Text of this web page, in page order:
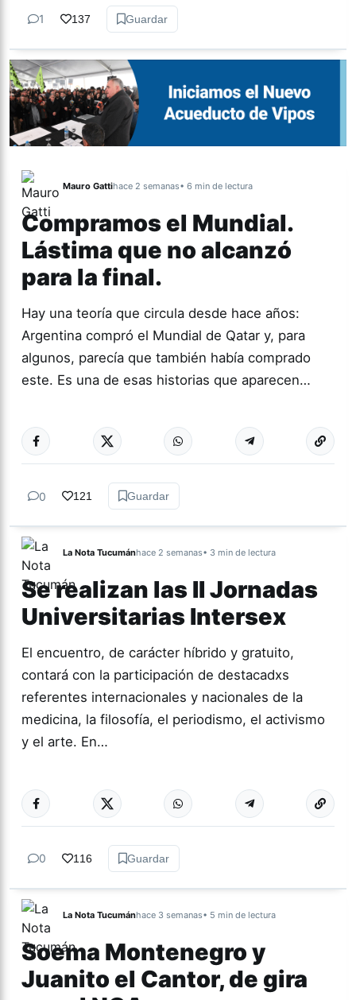
1 137 Guardar
Mauro Gattihace 2 semanas• 6 min de lectura
Compramos el Mundial.
Lástima que no alcanzó
para la final.
Hay una teoría que circula desde hace años:
Argentina compró el Mundial de Qatar y, para
algunos, parecía que también había comprado
este. Es una de esas historias que aparecen…
ACTUALIDAD Más
0 121 Guardar
La Nota Tucumánhace 2 semanas• 3 min de lectura
Se realizan las II Jornadas
Universitarias Intersex
El encuentro, de carácter híbrido y gratuito,
contará con la participación de destacadxs
referentes internacionales y nacionales de la
medicina, la filosofía, el periodismo, el activismo
y el arte. En…
GÉNERO Y
DIVERSIDAD
Más
0 116 Guardar
La Nota Tucumánhace 3 semanas• 5 min de lectura
Soema Montenegro y
Juanito el Cantor, de gira